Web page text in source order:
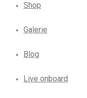
Shop
Galerie
Blog
Live onboard